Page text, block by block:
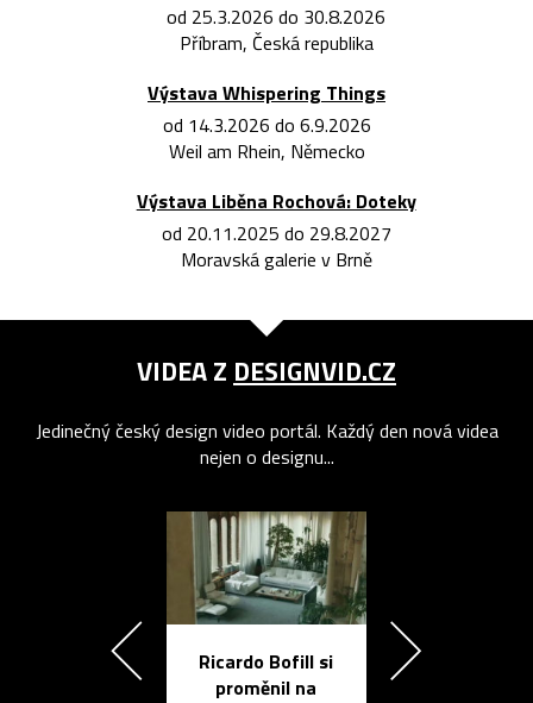
od 25.3.2026 do 30.8.2026
Příbram, Česká republika
Výstava Whispering Things
od 14.3.2026 do 6.9.2026
Weil am Rhein, Německo
Výstava Liběna Rochová: Doteky
od 20.11.2025 do 29.8.2027
Moravská galerie v Brně
VIDEA Z DESIGNVID.CZ
Jedinečný český design video portál. Každý den nová videa
nejen o designu...
Ricardo Bofill si
proměnil na